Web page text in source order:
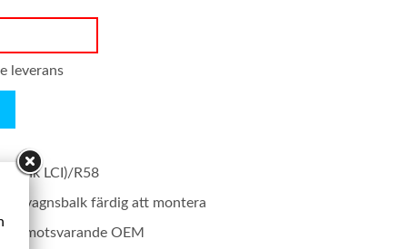
leverans
(ink LCI)/R58
bakvagnsbalk färdig att montera
motsvarande OEM